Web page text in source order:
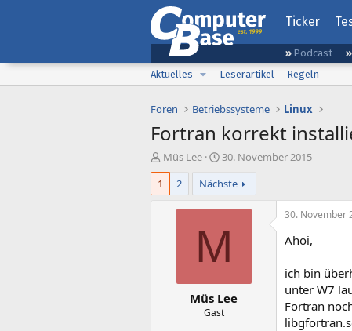
Ticker
Podcast
Aktuelles
Leserartikel Regeln
Foren Betriebssysteme Linux
Fortran korrekt
E
r
t
Müs Lee
E
r
s
t
e
l
m
30. November 2015
1
2 Nächste
M
Müs Lee
Gast
30. November
Ahoi,
ich bin
unter W7
Fortran